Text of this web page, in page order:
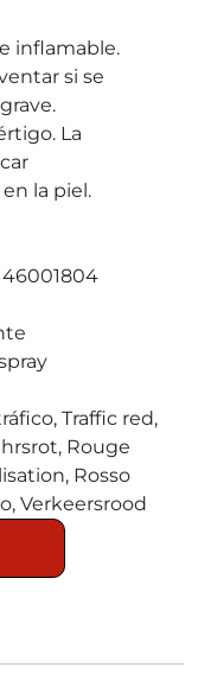
inflamable.
si se
La
la piel.
Traffic red,
Rouge
Rosso
Verkeersrood